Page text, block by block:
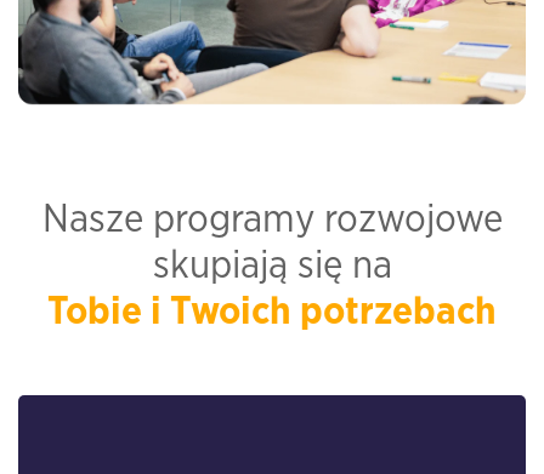
Nasze programy rozwojowe
skupiają się na
Tobie i Twoich potrzebach